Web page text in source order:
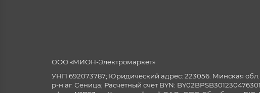
ООО «МИОН-Электромаркет»
УНП 692073787; Юридический адрес: 223056. Минская
р-н аг. Сеница; Расчетный счет BYN: